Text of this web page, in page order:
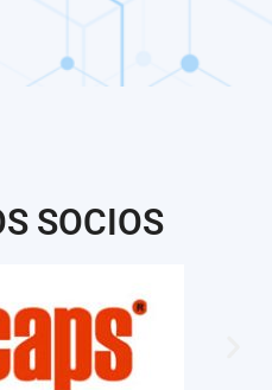
SOCIOS